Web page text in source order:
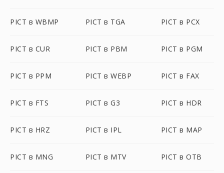
PICT в WBMP PICT в TGA PICT в PCX
PICT в CUR PICT в PBM PICT в PGM
PICT в PPM PICT в WEBP PICT в FAX
PICT в FTS PICT в G3 PICT в HDR
PICT в HRZ PICT в IPL PICT в MAP
PICT в MNG PICT в MTV PICT в OTB